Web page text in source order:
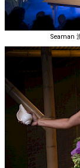
Seaman